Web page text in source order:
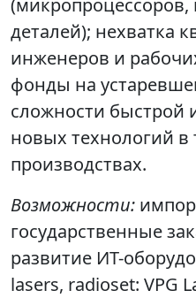
деталей); нехватка
инженеров и
фонды на
сложности быстрой
новых технологий
производствах.
Возможности:
государственные
развитие ИТ-
lasers, radioset: VPG